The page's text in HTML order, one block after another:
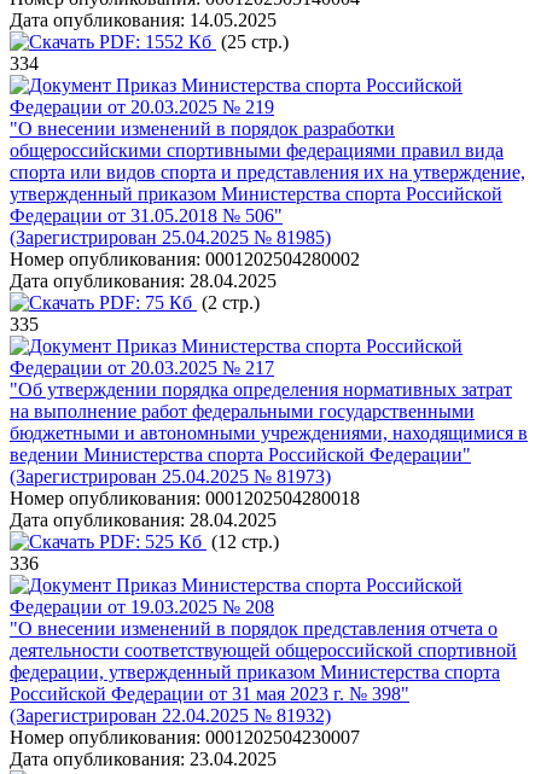
Дата опубликования: 14.05.2025
PDF: 1552 Кб (25 стр.)
334
Приказ Министерства спорта Российской
Федерации от 20.03.2025 № 219
"О внесении изменений в порядок разработки
общероссийскими спортивными федерациями правил вида
спорта или видов спорта и представления их на утверждение,
утвержденный приказом Министерства спорта Российской
Федерации от 31.05.2018 № 506"
(Зарегистрирован 25.04.2025 № 81985)
Номер опубликования: 0001202504280002
Дата опубликования: 28.04.2025
PDF: 75 Кб (2 стр.)
335
Приказ Министерства спорта Российской
Федерации от 20.03.2025 № 217
"Об утверждении порядка определения нормативных затрат
на выполнение работ федеральными государственными
бюджетными и автономными учреждениями, находящимися в
ведении Министерства спорта Российской Федерации"
(Зарегистрирован 25.04.2025 № 81973)
Номер опубликования: 0001202504280018
Дата опубликования: 28.04.2025
PDF: 525 Кб (12 стр.)
336
Приказ Министерства спорта Российской
Федерации от 19.03.2025 № 208
"О внесении изменений в порядок представления отчета о
деятельности соответствующей общероссийской спортивной
федерации, утвержденный приказом Министерства спорта
Российской Федерации от 31 мая 2023 г. № 398"
(Зарегистрирован 22.04.2025 № 81932)
Номер опубликования: 0001202504230007
Дата опубликования: 23.04.2025